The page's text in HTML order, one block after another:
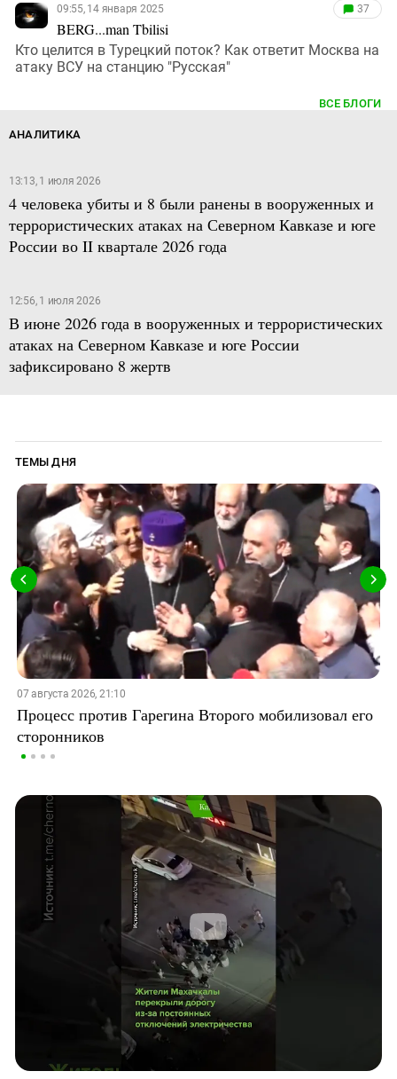
09:55, 14 января 2025
BERG...man Tbilisi
37
Кто целится в Турецкий поток? Как ответит Москва на
атаку ВСУ на станцию "Русская"
ВСЕ БЛОГИ
АНАЛИТИКА
13:13, 1 июля 2026
4 человека убиты и 8 были ранены в вооруженных и
террористических атаках на Северном Кавказе и юге
России во II квартале 2026 года
12:56, 1 июля 2026
В июне 2026 года в вооруженных и террористических
атаках на Северном Кавказе и юге России
зафиксировано 8 жертв
ТЕМЫ ДНЯ
07 августа 2026, 21:10
Процесс против Гарегина Второго мобилизовал его
сторонников